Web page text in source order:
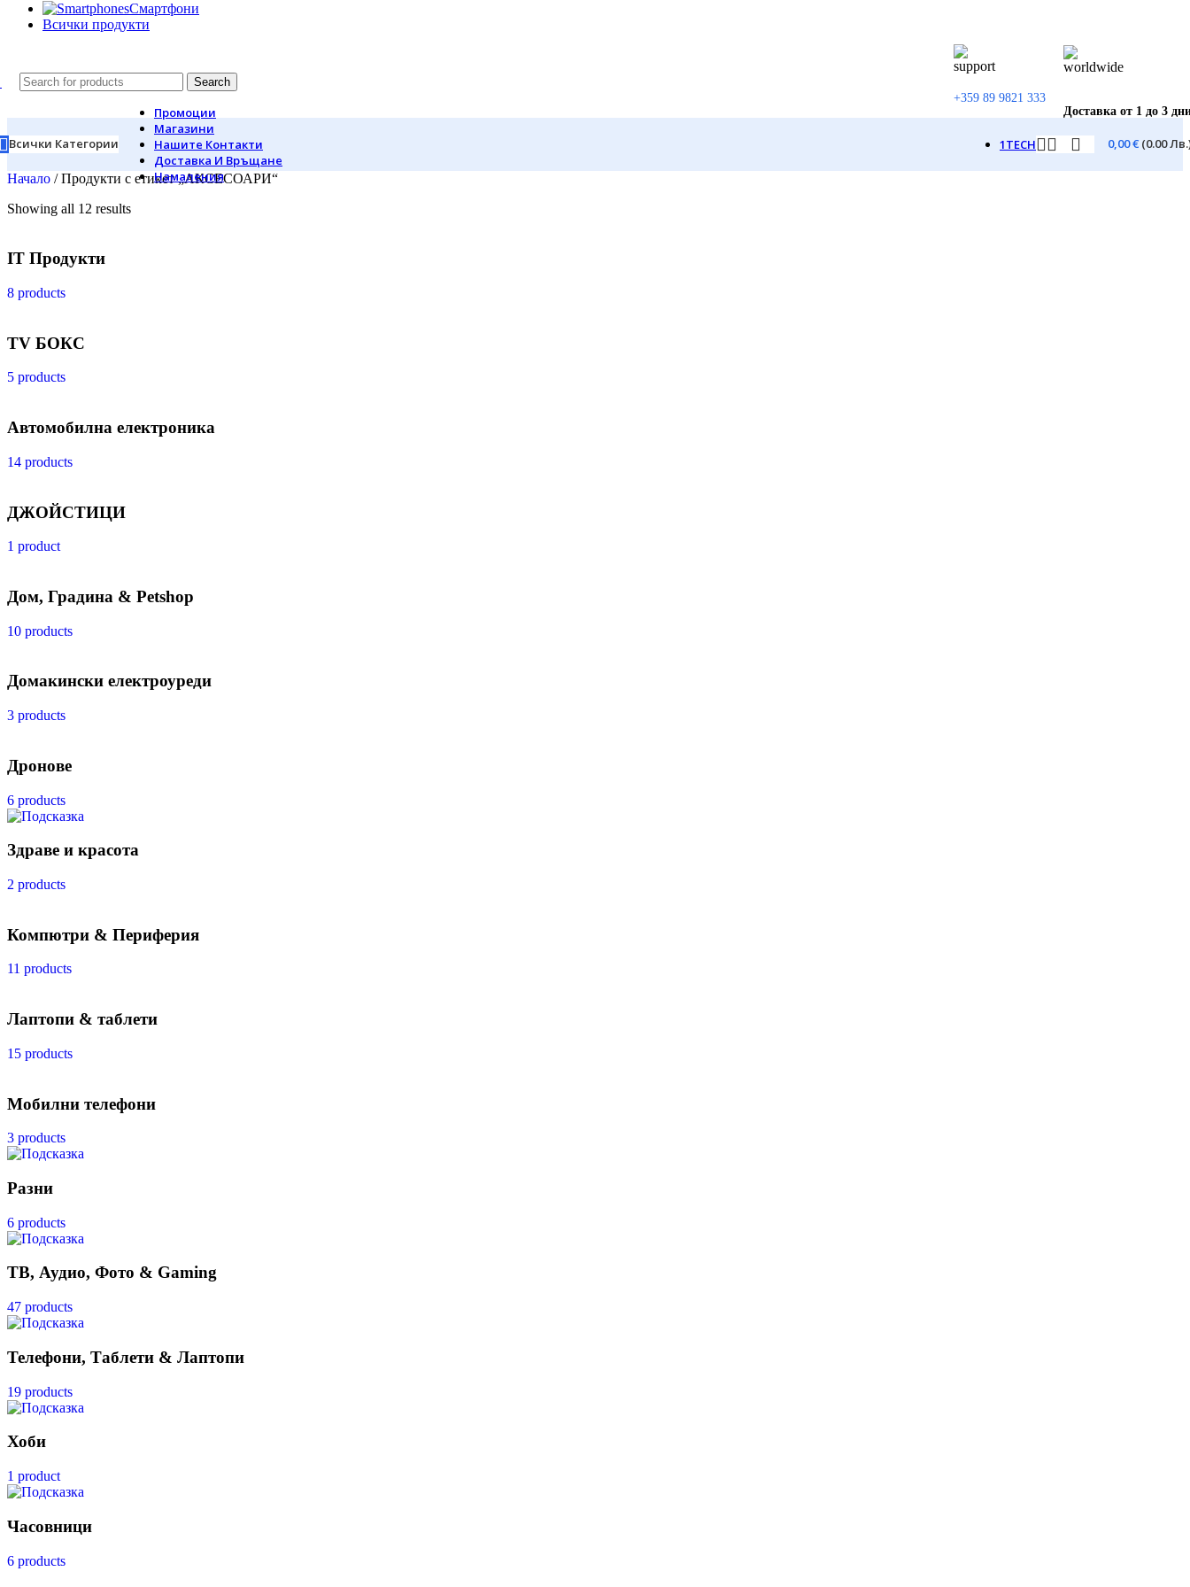
Смартфони
Всички продукти
Search
+359 89 9821 333
Доставка от 1 до 3
Всички Категории
Промоции
Магазини
Нашите Контакти
Доставка И Връщане
Намаления
1TECH 0,00€ (0.00
Начало / Продукти с етикет „АКСЕСОАРИ“
Showing all 12 results
IT Продукти
8 products
TV БОКС
5 products
Автомобилна електроника
14 products
ДЖОЙСТИЦИ
1 product
Дом, Градина & Petshop
10 products
Домакински електроуреди
3 products
Дронове
6 products
Здраве и красота
2 products
Компютри & Периферия
11 products
Лаптопи & таблети
15 products
Мобилни телефони
3 products
Разни
6 products
ТВ, Аудио, Фото & Gaming
47 products
Телефони, Таблети & Лаптопи
19 products
Хоби
1 product
Часовници
6 products